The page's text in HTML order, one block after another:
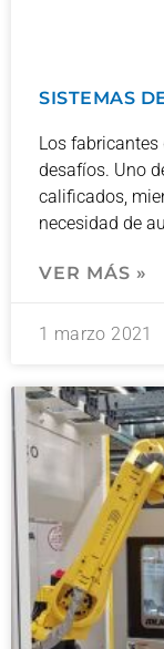
SISTEMAS
Los fabricantes
desafíos. Uno
calificados,
necesidad de
VER MÁS »
1 marzo 2021